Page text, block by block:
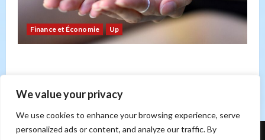
We value your privacy
We use cookies to enhance your browsing experience, serve
personalized ads or content, and analyze our traffic. By
Finance et Économie Up
Sonia Hicheri 21 février 2026